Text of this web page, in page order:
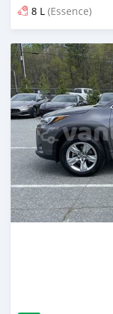
8 L (Essence)
Publié il y a plus de 2